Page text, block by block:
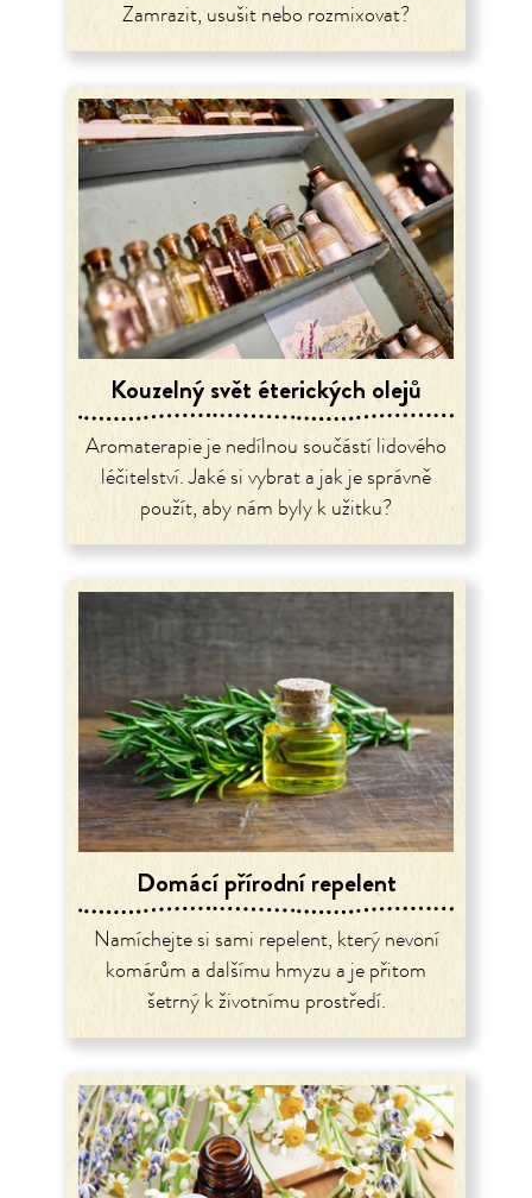
Zamrazit, usušit nebo rozmixovat?
Kouzelný svět éterických olejů
Aromaterapie je nedílnou součástí lidového
léčitelství. Jaké si vybrat a jak je správně
použít, aby nám byly k užitku?
Domácí přírodní repelent
Namíchejte si sami repelent, který nevoní
komárům a dalšímu hmyzu a je přitom
šetrný k životnímu prostředí.